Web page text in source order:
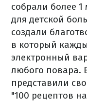
собрали более
для детской
создали
в который
электронный
любого повара.
представили
"100 рецептов